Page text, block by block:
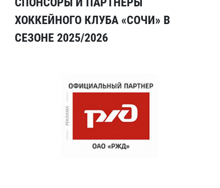
ХОККЕЙНОГО КЛУБА «СОЧИ» В
СЕЗОНЕ 2025/2026